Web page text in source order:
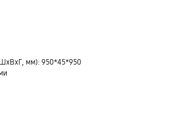
мм): 950*45*950